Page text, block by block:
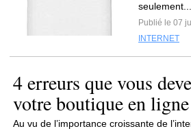
seulement...
Publié le 07
INTERNET
4 erreurs que vous
votre boutique en ligne
Au vu de l’importance croissante de